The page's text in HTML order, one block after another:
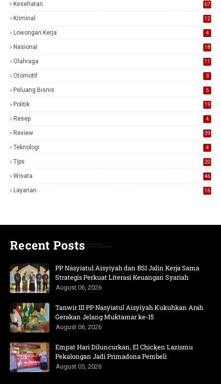
Kesehatan 67
Kriminal 12
Lowongan Kerja 4
Nasional
18
Olahraga 11
Otomotif 3
Peluang Bisnis 5
Politik 19
Resep 4
Review
39
Teknologi 4
Tips 20
Wisata 46
Layanan 16
Recent Posts
PP Nasyiatul Aisyiyah dan BSI Jalin Kerja Sama
Strategis Perkuat Literasi Keuangan Syariah
August 06, 2026
Tanwir III PP Nasyiatul Aisyiyah Kukuhkan Arah
Gerakan Jelang Muktamar ke-15
August 06, 2026
Empat Hari Diluncurkan, El Chicken Lazismu
Pekalongan Jadi Primadona Pembeli
August 05, 2026